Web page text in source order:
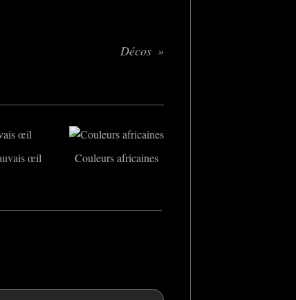
Décos
œil Couleurs africaines